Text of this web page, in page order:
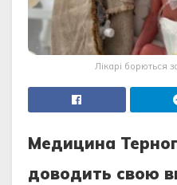
Лікарі борються
Медицина
доводить свою